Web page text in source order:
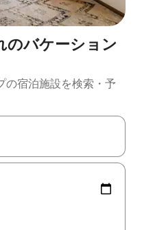
のバケーション
宿泊施設を検索・予
矢印キーを使って移動するか